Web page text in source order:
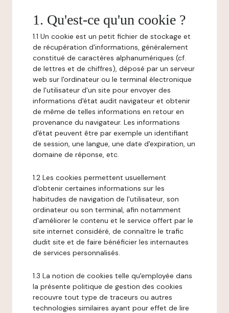
1. Qu'est-ce qu'un cookie ?
1.1 Un cookie est un petit fichier de stockage et
de récupération d'informations, généralement
constitué de caractères alphanumériques (cf.
de lettres et de chiffres), déposé par un serveur
web sur l'ordinateur ou le terminal électronique
de l'utilisateur d'un site pour envoyer des
informations d'état audit navigateur et obtenir
de même de telles informations en retour en
provenance du navigateur. Les informations
d'état peuvent être par exemple un identifiant
de session, une langue, une date d'expiration, un
domaine de réponse, etc.
1.2 Les cookies permettent usuellement
d'obtenir certaines informations sur les
habitudes de navigation de l'utilisateur, son
ordinateur ou son terminal, afin notamment
d'améliorer le contenu et le service offert par le
site internet considéré, de connaître le trafic
dudit site et de faire bénéficier les internautes
de services personnalisés.
1.3 La notion de cookies telle qu'employée dans
la présente politique de gestion des cookies
recouvre tout type de traceurs ou autres
technologies similaires ayant pour effet de lire